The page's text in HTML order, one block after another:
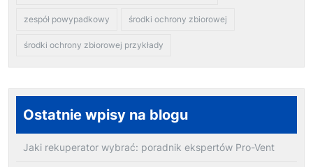
zespół powypadkowy środki ochrony zbiorowej
środki ochrony zbiorowej przykłady
Ostatnie wpisy na blogu
Jaki rekuperator wybrać: poradnik ekspertów Pro-Vent